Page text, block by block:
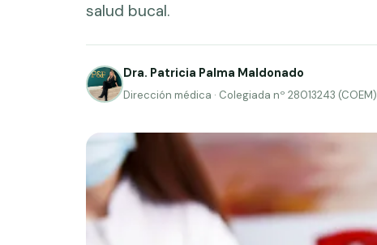
salud bucal.
Dra. Patricia Palma Maldonado
Dirección médica · Colegiada nº 28013243 (COEM)